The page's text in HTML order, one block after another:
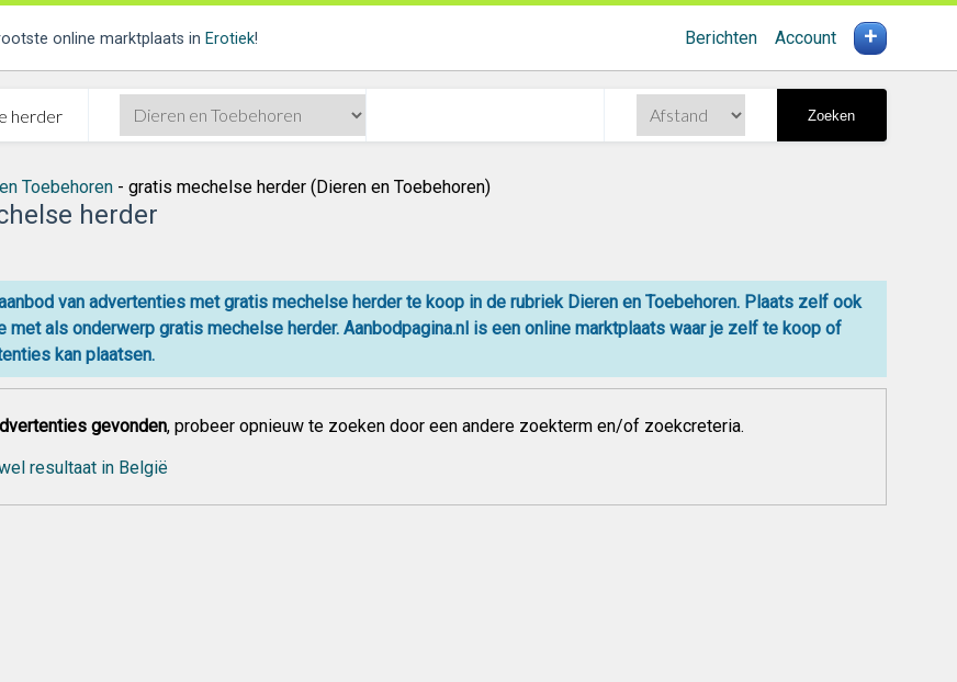
online marktplaats in Erotiek! Berichten Account +
Zoeken
Toebehoren- gratis mechelse herder (Dieren en Toebehoren)
herder
van advertenties met gratis mechelse herder te koop in de rubriek Dieren en Toebehoren. Plaats zelf ook
met als onderwerp gratis mechelse herder. Aanbodpagina.nl is een online marktplaatswaar je zelf te koopof
kan plaatsen.
gevonden, probeer opnieuw te zoeken door een andere zoekterm en/of zoekcreteria.
resultaat in België